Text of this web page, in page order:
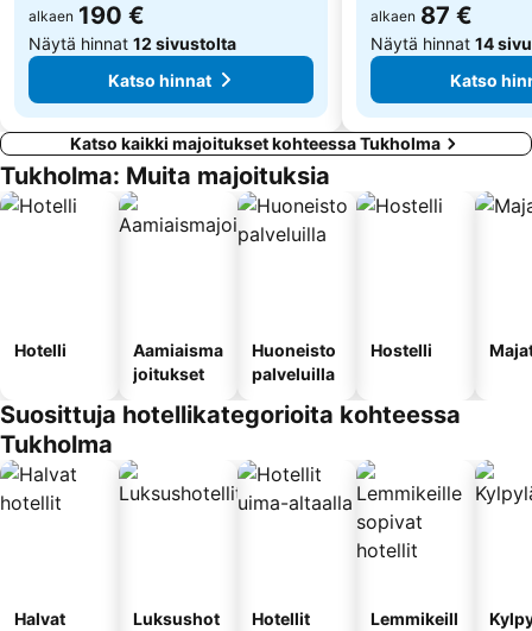
alkaen 190 €
Näytä hinnat 12 sivustolta
Katso hinnat
alkaen 87 €
Näytä hinnat 14
Katso
Katso kaikki majoitukset kohteessa Tukholma
Tukholma: Muita majoituksia
Hotelli
Aamiaisma
joitukset
Huoneisto
palveluilla
Hostelli
Suosittuja hotellikategorioita kohteessa
Tukholma
Halvat
Luksushot
Hotellit
Lemmikeill